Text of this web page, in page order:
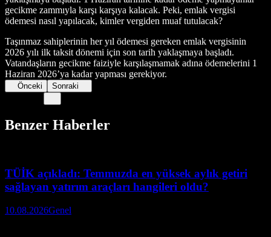
gecikme zammıyla karşı karşıya kalacak. Peki, emlak vergisi
ödemesi nasıl yapılacak, kimler vergiden muaf tutulacak?
Taşınmaz sahiplerinin her yıl ödemesi gereken emlak vergisinin
2026 yılı ilk taksit dönemi için son tarih yaklaşmaya başladı.
Vatandaşların gecikme faiziyle karşılaşmamak adına ödemelerini 1
Haziran 2026’ya kadar yapması gerekiyor.
Önceki Sonraki
Benzer Haberler
TÜİK açıkladı: Temmuzda en yüksek aylık getiri
sağlayan yatırım araçları hangileri oldu?
10.08.2026Genel